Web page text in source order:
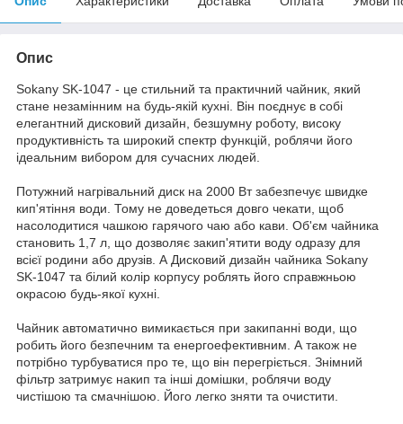
Опис
Sokany SK-1047 - це стильний та практичний чайник, який
стане незамінним на будь-якій кухні. Він поєднує в собі
елегантний дисковий дизайн, безшумну роботу, високу
продуктивність та широкий спектр функцій, роблячи його
ідеальним вибором для сучасних людей.
Потужний нагрівальний диск на 2000 Вт забезпечує швидке
кип'ятіння води. Тому не доведеться довго чекати, щоб
насолодитися чашкою гарячого чаю або кави. Об'єм чайника
становить 1,7 л, що дозволяє закип'ятити воду одразу для
всієї родини або друзів. А Дисковий дизайн чайника Sokany
SK-1047 та білий колір корпусу роблять його справжньою
окрасою будь-якої кухні.
Чайник автоматично вимикається при закипанні води, що
робить його безпечним та енергоефективним. А також не
потрібно турбуватися про те, що він перегріється. Знімний
фільтр затримує накип та інші домішки, роблячи воду
чистішою та смачнішою. Його легко зняти та очистити.